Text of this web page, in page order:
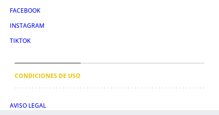
FACEBOOK
INSTAGRAM
TIKTOK
CONDICIONES DE USO
AVISO LEGAL